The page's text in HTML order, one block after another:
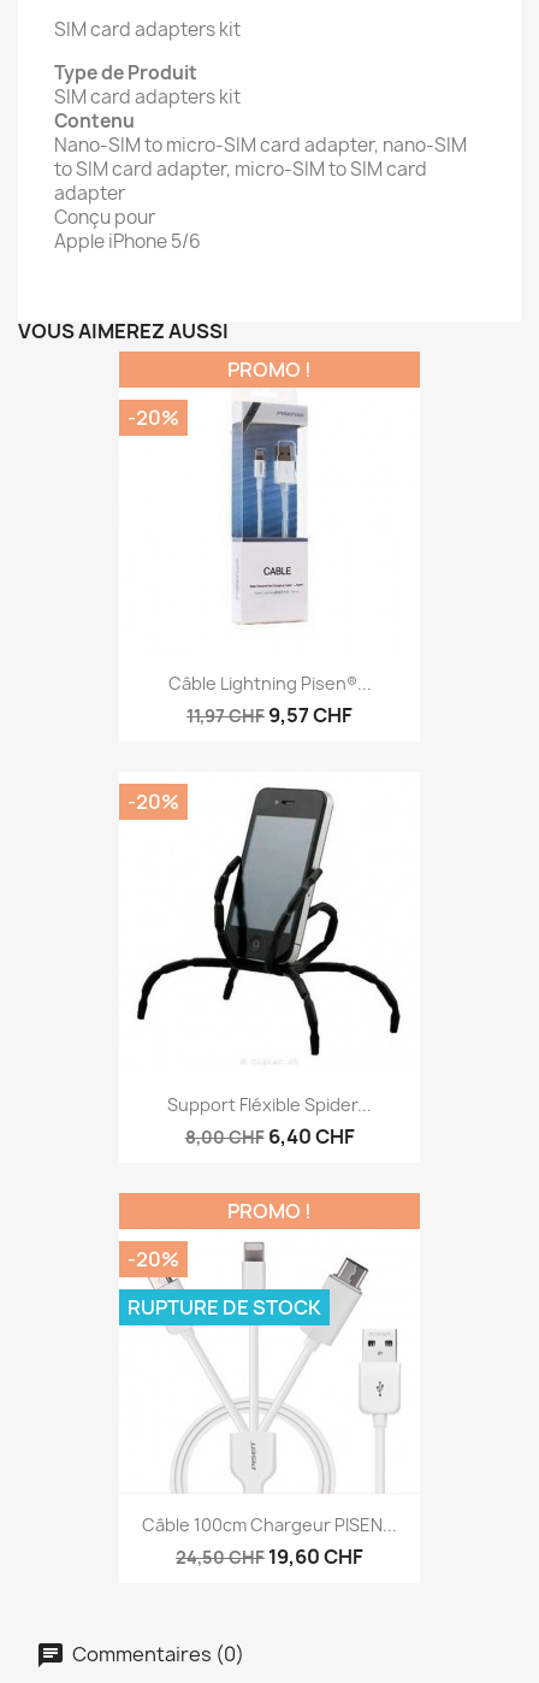
SIM card adapters kit
Type de Produit
SIM card adapters kit
Contenu
Nano-SIM to micro-SIM card adapter, nano-SIM
to SIM card adapter, micro-SIM to SIM card
adapter
Conçu pour
Apple iPhone 5/6
VOUS AIMEREZ AUSSI
Câble Lightning Pisen®...
11,97 CHF 9,57 CHF
PROMO !
-20%
Support Fléxible Spider...
8,00 CHF 6,40 CHF
-20%
Câble 100cm Chargeur PISEN...
24,50 CHF 19,60 CHF
PROMO !
-20%
RUPTURE DE STOCK
Commentaires (0)